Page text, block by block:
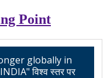
Point
globally in
विश्व स्तर पर